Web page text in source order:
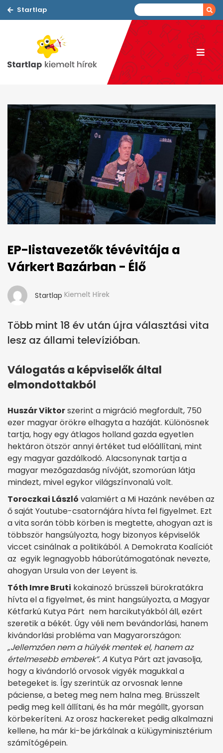
Startlap
EP-listavezetők tévévitája a
Várkert Bazárban - Élő
Startlap Kiemelt Hírek
Több mint 18 év után újra választási vita
lesz az állami televízióban.
Válogatás a képviselők által
elmondottakból
Huszár Viktorszerint a migráció megfordult, 750
ezer magyar örökre elhagyta a hazáját. Különösnek
tartja, hogy egy átlagos holland gazda egyetlen
hektáron ötször annyi értéket tud előállítani, mint
egy magyar gazdálkodó. Alacsonynak tartja a
magyar mezőgazdaság nívóját, szomorúan látja
mindezt, mivel egykor világszínvonalú volt.
Toroczkai László valamiért a Mi Hazánk nevében az
ő saját Youtube-csatornájára hívta fel figyelmet. Ezt
a vita során több körben is megtette, ahogyan azt is
többször hangsúlyozta, hogy bizonyos képviselők
viccet csinálnak a politikából. A Demokrata Koalíciót
az egyik legnagyobb háborútámogatónak nevezte,
ahogyan Ursula von der Leyent is.
Tóth Imre Bruti kokainozó brüsszeli bürokratákra
hívta el a figyelmet, és mint hangsúlyozta, a Magyar
Kétfarkú Kutya Párt nem harcikutyákból áll, ezért
szeretik a békét. Úgy véli nem bevándorlási, hanem
kivándorlási probléma van Magyarországon:
„Jellemzően nem a hülyék mentek el, hanem az
értelmesebb emberek”. A Kutya Párt azt javasolja,
hogy a kivándorló orvosok vigyék magukkal a
betegeket is. Így szerintük az orvosnak lenne
páciense, a beteg meg nem halna meg. Brüsszelt
pedig meg kell állítani, és ha már megállt, gyorsan
körbekeríteni. Az orosz hackereket pedig alkalmazni
kellene, ha már ki-be járkálnak a külügyminisztérium
számítógépein.